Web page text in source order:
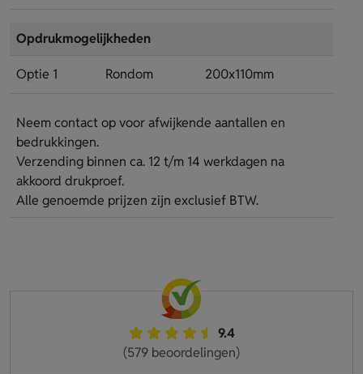
Opdrukmogelijkheden
Optie 1 Rondom 200x110mm
Neem contact op voor afwijkende aantallen en
bedrukkingen.
Verzending binnen ca. 12 t/m 14 werkdagen na
akkoord drukproef.
Alle genoemde prijzen zijn exclusief BTW.
9.4
(579 beoordelingen)